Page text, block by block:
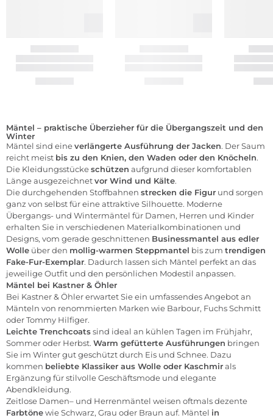
Mäntel – praktische Überzieher für die Übergangszeit und den
Winter
Mäntel sind eineverlängerte Ausführung der Jacken. Der Saum
reicht meist bis zu den Knien, den Waden oder den Knöcheln.
Die Kleidungsstückeschützen aufgrund dieser komfortablen
Länge ausgezeichnetvor Wind und Kälte.
Die durchgehenden Stoffbahnen strecken die Figur und sorgen
ganz von selbst für eine attraktive Silhouette. Moderne
Übergangs- und Wintermäntel für Damen, Herren und Kinder
erhalten Sie in verschiedenen Materialkombinationen und
Designs, vom gerade geschnittenen Businessmantel aus edler
Wolle über den mollig-warmen Steppmantel bis zum trendigen
Fake-Fur-Exemplar. Dadurch lassen sich Mäntel perfekt an das
jeweilige Outfit und den persönlichen Modestil anpassen.
Mäntel bei Kastner & Öhler
Bei Kastner & Öhlererwartet Sie ein umfassendes Angebot an
Mänteln von renommierten Marken wie Barbour, Fuchs Schmitt
oderTommy Hilfiger.
Leichte Trenchcoatssind ideal an kühlen Tagen im Frühjahr,
Sommer oder Herbst. Warm gefütterte Ausführungen bringen
Sie im Winter gut geschützt durch Eis und Schnee. Dazu
kommen beliebte Klassiker aus Wolle oder Kaschmirals
Ergänzung für stilvolle Geschäftsmode und elegante
Abendkleidung.
Zeitlose Damen– und Herrenmäntel weisen oftmals dezente
Farbtönewie Schwarz, Grau oder Braun auf. Mäntel in